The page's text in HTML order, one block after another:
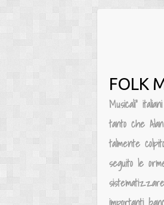
Salta
FOLK
Musicali”
tanto che
talmente
seguito le